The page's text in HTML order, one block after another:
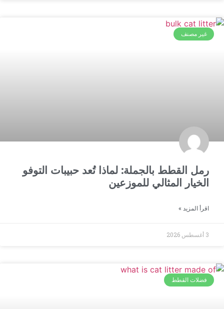
غير مصنف
رمل القطط بالجملة: لماذا تُعد حبيبات التوفو
الخيار المثالي للموزعين
اقرأ المزيد »
3 أغسطس 2026
فضلات القطط